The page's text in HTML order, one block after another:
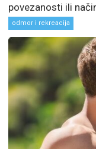
povezanosti ili
odmor i rekreacija